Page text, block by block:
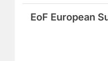
EoF European